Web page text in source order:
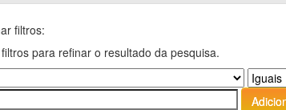
filtros:
para refinar o resultado da pesquisa.